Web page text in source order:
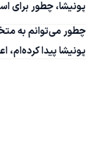
پونیشا، چطور
چطور می‌توانم به
پونیشا پیدا کرده‌ام،